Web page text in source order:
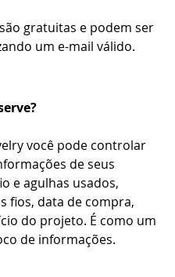
gratuitas e podem ser
um e-mail válido.
você pode controlar
de seus
e agulhas usados,
fios, data de compra,
do projeto. É como um
de informações.